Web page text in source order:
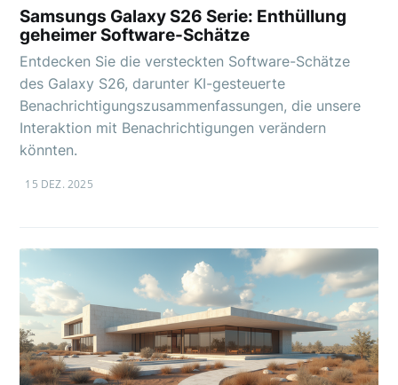
Samsungs Galaxy S26 Serie: Enthüllung
geheimer Software-Schätze
Entdecken Sie die versteckten Software-Schätze
des Galaxy S26, darunter KI-gesteuerte
Benachrichtigungszusammenfassungen, die unsere
Interaktion mit Benachrichtigungen verändern
könnten.
15 DEZ. 2025